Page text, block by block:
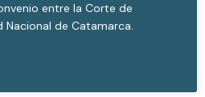
entre la Corte de
Nacional de Catamarca.